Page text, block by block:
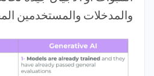
والمدخلات والمستخدمين